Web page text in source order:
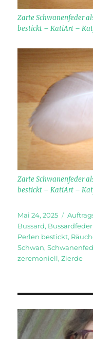
Zarte Schwanenfeder
bestickt – KatiArt –
Zarte Schwanenfeder
bestickt – KatiArt –
Veröffentlicht
am
Mai 24, 2025
Bussard, Bussardfeder,
Perlen bestickt,
Schwan,
zeremoniell,Zierde